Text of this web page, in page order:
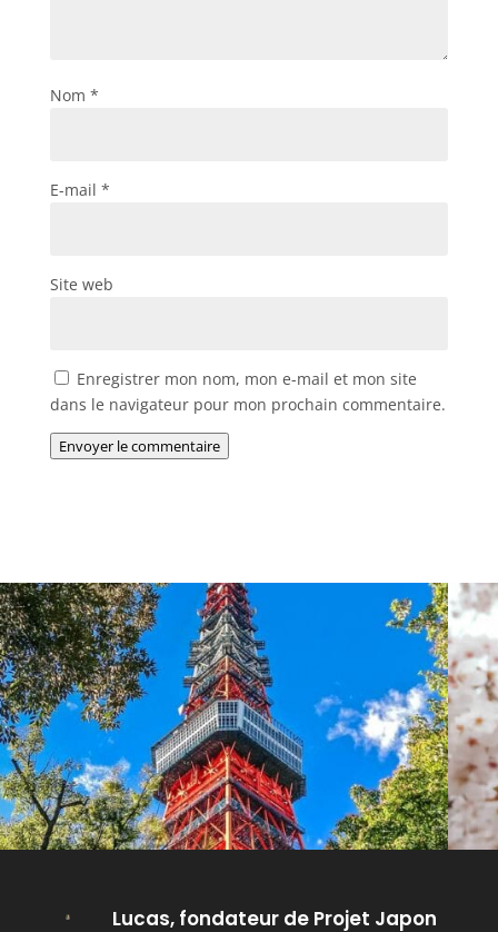
Nom *
E-mail *
Site web
Enregistrer mon nom, mon e-mail et mon site
dans le navigateur pour mon prochain commentaire.
Envoyer le commentaire
Lucas, fondateur de Projet Japon